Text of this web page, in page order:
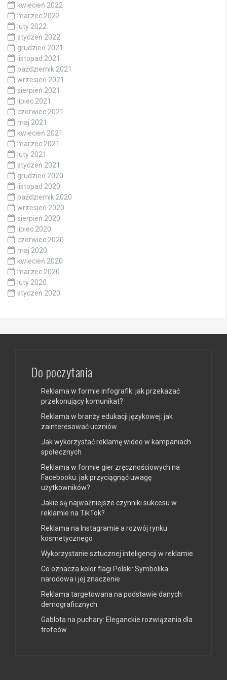
kwiecień 2022
marzec 2022
luty 2022
styczeń 2022
grudzień 2021
listopad 2021
październik 2021
wrzesień 2021
sierpień 2021
lipiec 2021
czerwiec 2021
maj 2021
kwiecień 2021
marzec 2021
luty 2021
styczeń 2021
grudzień 2020
listopad 2020
październik 2020
wrzesień 2020
sierpień 2020
lipiec 2020
czerwiec 2020
maj 2020
kwiecień 2020
marzec 2020
luty 2020
styczeń 2020
Do poczytania
Reklama w formie infografik: jak przekazać
przekonujący komunikat?
Reklama w branży edukacji językowej: jak
zainteresować uczniów
Jak wykorzystać reklamę wideo w kampaniach
społecznych
Reklama w formie gier zręcznościowych na
Facebooku: jak przyciągnąć uwagę
użytkowników?
Jakie są najważniejsze czynniki sukcesu w
reklamie na TikTok?
Reklama na Instagramie a rozwój rynku
kosmetycznego
Wykorzystanie sztucznej inteligencji w reklamie
Co oznacza kolor flagi Polski: Symbolika
narodowa i jej znaczenie
Reklama targetowana na podstawie danych
demograficznych
Gablota na puchary: Eleganckie rozwiązania dla
trofeów